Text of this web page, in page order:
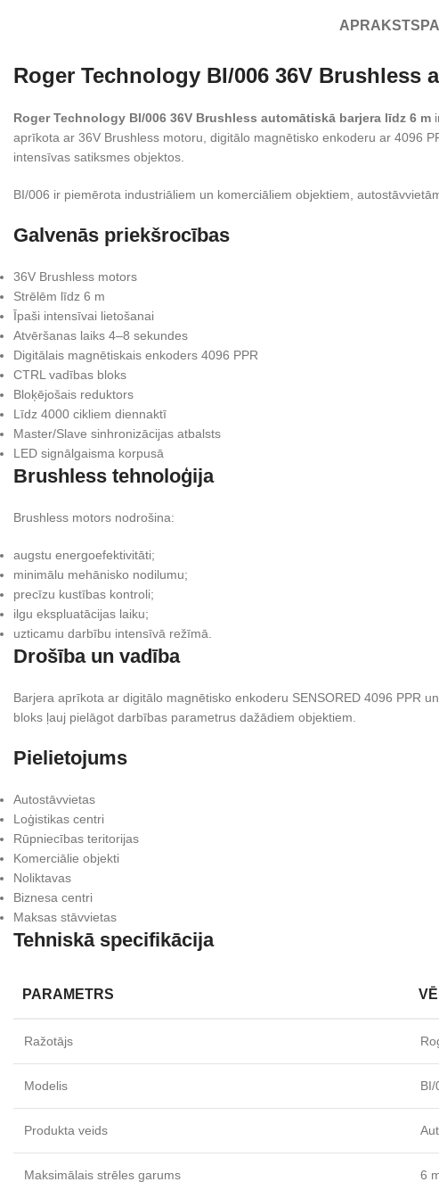
APRAKSTS
Roger Technology BI/006 36V Brushless
Roger Technology BI/006 36V Brushless automātiskā barjera līdz 6 m
aprīkota ar 36V Brushless motoru, digitālo magnētisko enkoderu ar 4096
intensīvas satiksmes objektos.
BI/006 ir piemērota industriāliem un komerciāliem objektiem,
Galvenās priekšrocības
36V Brushless motors
Strēlēm līdz 6 m
Īpaši intensīvai lietošanai
Atvēršanas laiks 4–8 sekundes
Digitālais magnētiskais enkoders 4096 PPR
CTRL vadības bloks
Bloķējošais reduktors
Līdz 4000 cikliem diennaktī
Master/Slave sinhronizācijas atbalsts
LED signālgaisma korpusā
Brushless tehnoloģija
Brushless motors nodrošina:
augstu energoefektivitāti;
minimālu mehānisko nodilumu;
precīzu kustības kontroli;
ilgu ekspluatācijas laiku;
uzticamu darbību intensīvā režīmā.
Drošība un vadība
Barjera aprīkota ar digitālo magnētisko enkoderu SENSORED 4096 PPR
bloks ļauj pielāgot darbības parametrus dažādiem objektiem.
Pielietojums
Autostāvvietas
Loģistikas centri
Rūpniecības teritorijas
Komerciālie objekti
Noliktavas
Biznesa centri
Maksas stāvvietas
Tehniskā specifikācija
PARAMETRS
Ražotājs
Modelis BI/
Produkta veids
Maksimālais strēles garums 6